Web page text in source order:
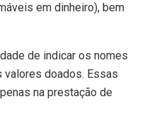
em dinheiro), bem
de indicar os nomes
doados. Essas
na prestação de